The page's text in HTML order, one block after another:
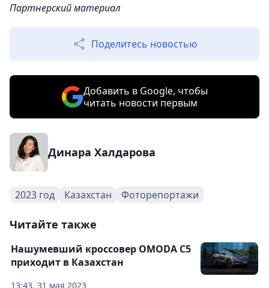
Партнерский материал
Поделитесь новостью
Добавить в Google, чтобы
читать новости первым
Динара Халдарова
2023 год Казахстан Фоторепортажи
Читайте также
13:43, 31 мая 2023
Нашумевший кроссовер OMODA C5
приходит в Казахстан